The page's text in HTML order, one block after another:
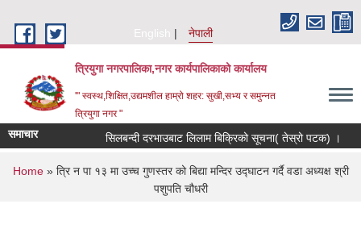
English
नेपाली
त्रियुगा नगरपालिका,नगर कार्यपालिकाको कार्यालय
'" स्वस्थ,शिक्षित,उद्यमशील हाम्रो शहर: सुखी,सभ्य र समुन्नत
त्रियुगा नगर "
समाचार सिलबन्दी दरभाउबाट लिलाम बिक्रिको सूचना( तेस्रो पटक) ।
You are here
Home» त्रि न पा १३ मा उच्च गुणस्तर को बिद्या मन्दिर उद्घाटन गर्दै वडा अध्यक्ष श्री
पशुपति चौधरी